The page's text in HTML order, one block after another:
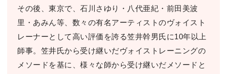
その後、東京で、⽯川さゆり・⼋代亜紀・前⽥美波
⾥・あみん等、数々の有名アーティストのヴォイスト
レーナーとして⾼い評価を誇る笠井幹男⽒に10年以上
師事。笠井⽒から受け継いだヴォイストレーニングの
メソードを基に、様々な師から受け継いだメソードと